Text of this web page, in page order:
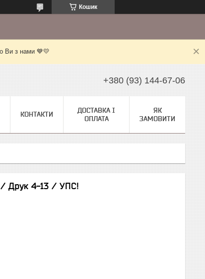
Кошик
Ви з нами 💙💛
+380 (93) 144-67-06
КОНТАКТИ
ДОСТАВКА І
ОПЛАТА
ЯК
ЗАМОВИТИ
/ Друк 4-13 / УПС!